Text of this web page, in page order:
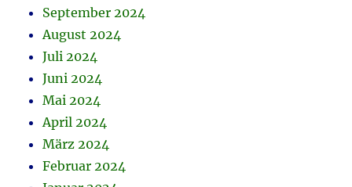
September 2024
August 2024
Juli 2024
Juni 2024
Mai 2024
April 2024
März 2024
Februar 2024